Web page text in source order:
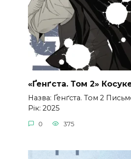
«Ґенґста. Том 2»
Назва: Ґенґста. Том 2
Рік: 2025
0 375